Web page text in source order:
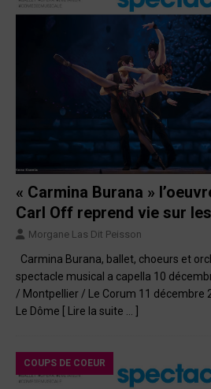
« Carmina Burana »
Carl Off reprend vie sur
Morgane Las Dit Peisson
Carmina Burana, ballet, choeurs et
spectacle musical a capella 10
/ Montpellier / Le Corum 11 décembre
Le Dôme
[ Lire la suite … ]
COUPS DE COEUR